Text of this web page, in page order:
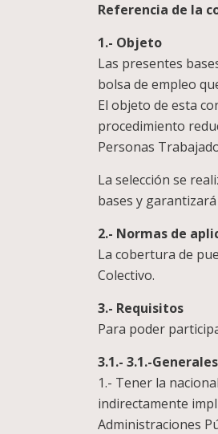
Referencia de la
1.- Objeto
Las presentes
bolsa de empleo
El objeto de esta
procedimiento
Personas
La selección se
bases y
2.- Normas de
La cobertura de
Colectivo.
3.- Requisitos
Para poder
3.1.- 3.1.-
1.- Tener la
indirectamente
Administraciones